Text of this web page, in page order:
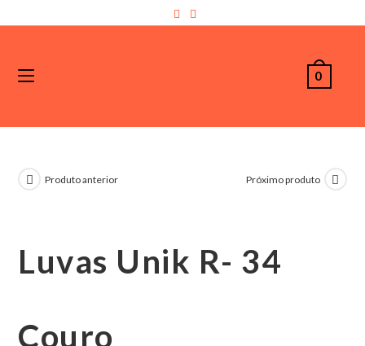
0
Produto anterior Próximo produto
Luvas Unik R- 34
Couro